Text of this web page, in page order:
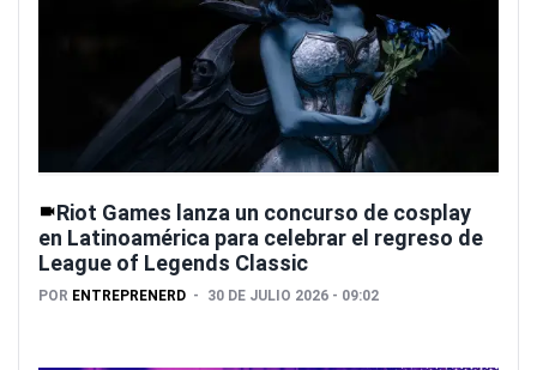
Riot Games lanza un concurso de cosplay
en Latinoamérica para celebrar el regreso de
League of Legends Classic
POR ENTREPRENERD 30 DE JULIO 2026 - 09:02